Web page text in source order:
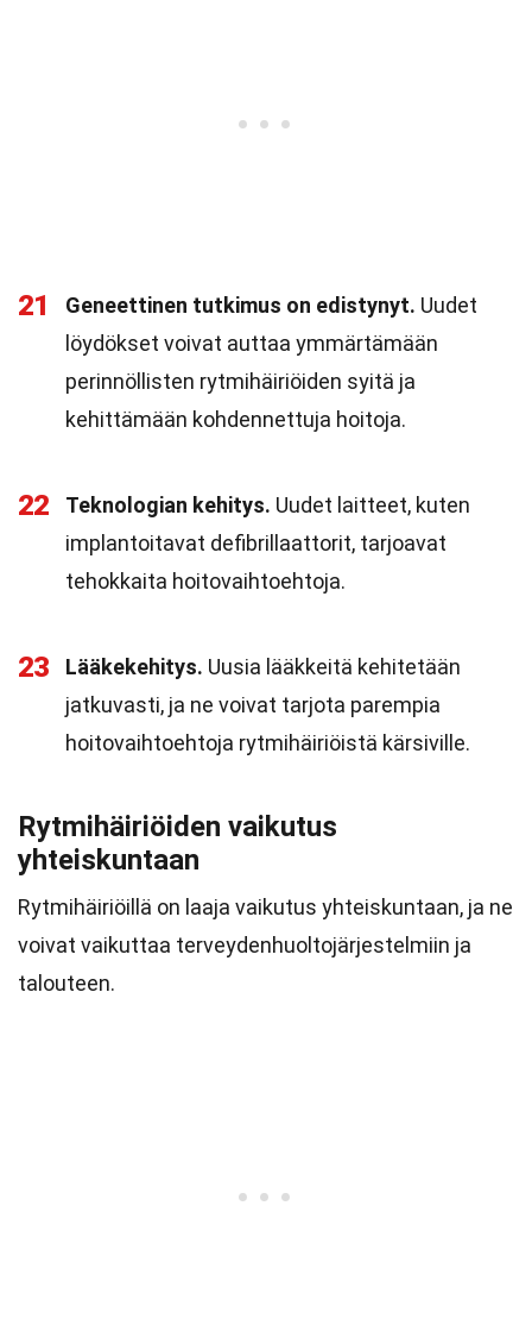
21 Geneettinen tutkimus on edistynyt. Uudet
löydökset voivat auttaa ymmärtämään
perinnöllisten rytmihäiriöiden syitä ja
kehittämään kohdennettuja hoitoja.
22 Teknologian kehitys. Uudet laitteet, kuten
implantoitavat defibrillaattorit, tarjoavat
tehokkaita hoitovaihtoehtoja.
23 Lääkekehitys. Uusia lääkkeitä kehitetään
jatkuvasti, ja ne voivat tarjota parempia
hoitovaihtoehtoja rytmihäiriöistä kärsiville.
Rytmihäiriöiden vaikutus
yhteiskuntaan
Rytmihäiriöillä on laaja vaikutus yhteiskuntaan, ja ne
voivat vaikuttaa terveydenhuoltojärjestelmiin ja
talouteen.